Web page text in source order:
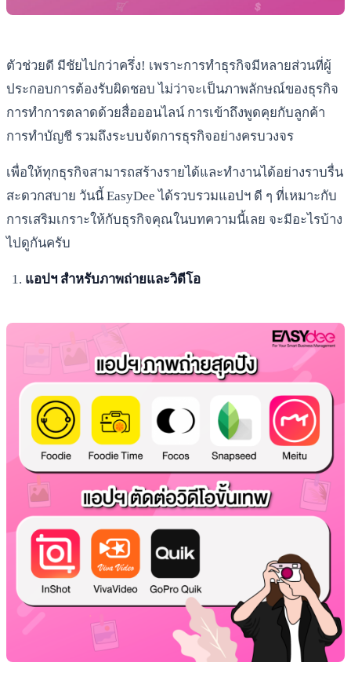
ตัวช่วยดี มีชัยไปกว่าครึ่ง! เพราะการทำธุรกิจมีหลายส่วนที่ผู้
ประกอบการต้องรับผิดชอบ ไม่ว่าจะเป็นภาพลักษณ์ของธุรกิจ
การทำการตลาดด้วยสื่อออนไลน์ การเข้าถึงพูดคุยกับลูกค้า
การทำบัญชี รวมถึงระบบจัดการธุรกิจอย่างครบวงจร
เพื่อให้ทุกธุรกิจสามารถสร้างรายได้และทำงานได้อย่างราบรื่น
สะดวกสบาย วันนี้ EasyDee ได้รวบรวมแอปฯ ดี ๆ ที่เหมาะกับ
การเสริมเกราะให้กับธุรกิจคุณในบทความนี้เลย จะมีอะไรบ้าง
ไปดูกันครับ
แอปฯ สำหรับภาพถ่ายและวิดีโอ